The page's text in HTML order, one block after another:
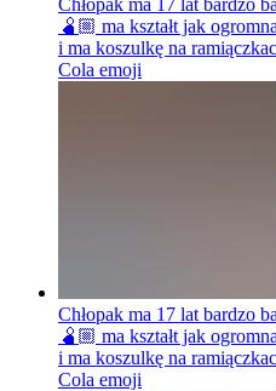
🫄🏼 ma kształt jak
i ma koszulkę na
Cola emoji
Chłopak ma 17 lat bardzo
🫄🏼 ma kształt jak
i ma koszulkę na
Cola emoji